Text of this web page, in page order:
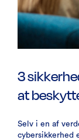
3
at
Selv i en af
cybersikkerhed